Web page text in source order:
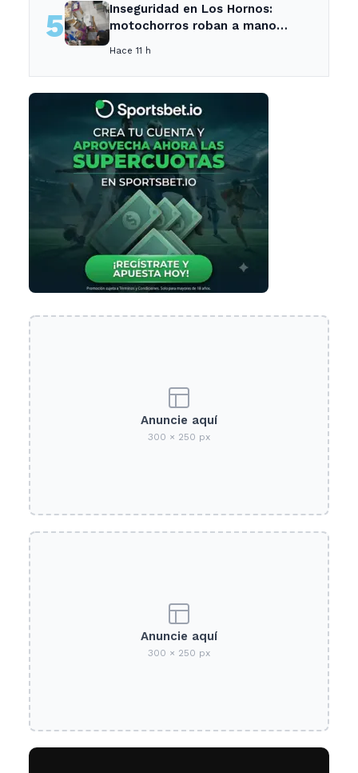
Neuquen Post
5
Inseguridad en Los Hornos:
motochorros roban a mano
Hace 11 h
Anuncie aquí
300 × 250 px
Anuncie aquí
300 × 250 px